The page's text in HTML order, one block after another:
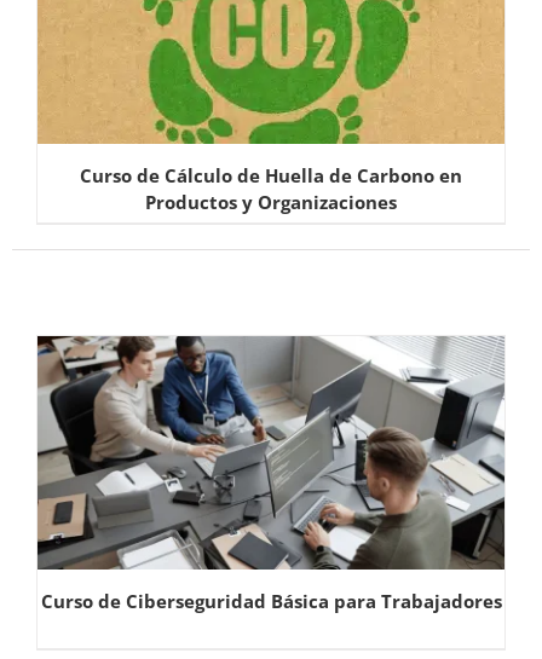
Curso de Cálculo de Huella de Carbono en
Productos y Organizaciones
Curso de Ciberseguridad Básica para Trabajadores